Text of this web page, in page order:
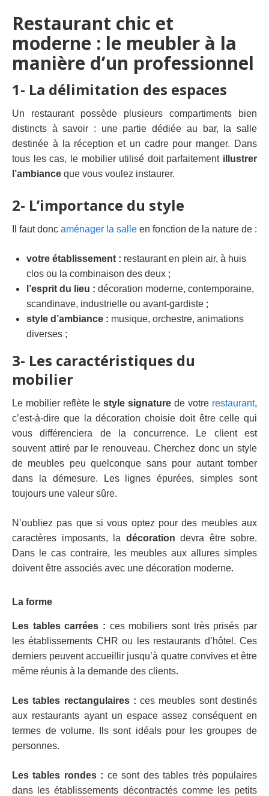
Restaurant chic et
moderne : le meubler à la
manière d’un professionnel
1- La délimitation des espaces
Un restaurant possède plusieurs compartiments bien
distincts à savoir : une partie dédiée au bar, la salle
destinée à la réception et un cadre pour manger. Dans
tous les cas, le mobilier utilisé doit parfaitement illustrer
l’ambiance que vous voulez instaurer.
2- L’importance du style
Il faut donc aménager la salle en fonction de la nature de :
votre établissement : restaurant en plein air, à huis
clos ou la combinaison des deux ;
’esprit du lieu : décoration moderne, contemporaine,
scandinave, industrielle ou avant-gardiste ;
style d’ambiance : musique, orchestre, animations
diverses ;
3- Les caractéristiques du
mobilier
Le mobilier reflète le style signature de votre restaurant,
c’est-à-dire que la décoration choisie doit être celle qui
vous différenciera de la concurrence. Le client est
souvent attiré par le renouveau. Cherchez donc un style
de meubles peu quelconque sans pour autant tomber
dans la démesure. Les lignes épurées, simples sont
toujours une valeur sûre.
N’oubliez pas que si vous optez pour des meubles aux
caractères imposants, la décoration devra être sobre.
Dans le cas contraire, les meubles aux allures simples
doivent être associés avec une décoration moderne.
La forme
Les tables carrées : ces mobiliers sont très prisés par
les établissements CHR ou les restaurants d’hôtel. Ces
derniers peuvent accueillir jusqu’à quatre convives et être
même réunis à la demande des clients.
Les tables rectangulaires : ces meubles sont destinés
aux restaurants ayant un espace assez conséquent en
termes de volume. Ils sont idéals pour les groupes de
personnes.
Les tables rondes : ce sont des tables très populaires
dans les établissements décontractés comme les petits